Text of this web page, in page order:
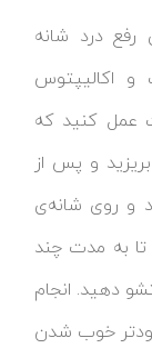
درد شانه
اکالیپتوس
عمل کنید که
و پس از
و روی شانه‌ی
تا به مدت چند
دهید. انجام
خوب شدن